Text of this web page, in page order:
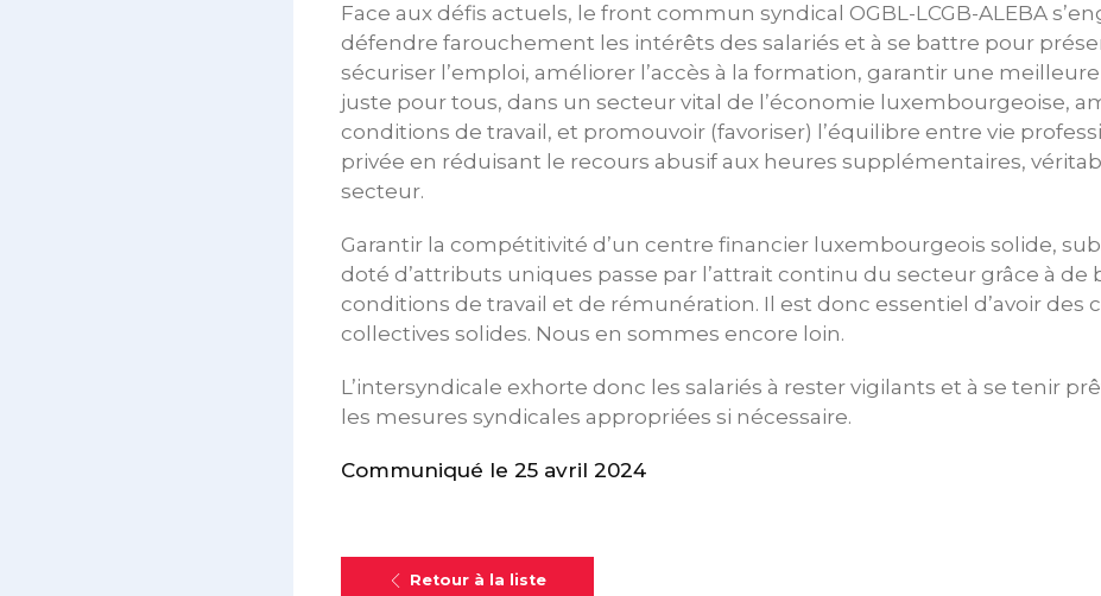
Face aux défis actuels, le front commun syndical OGBL-LCGB-ALEBA
défendre farouchement les intérêts des salariés et à se battre pour
sécuriser l’emploi, améliorer l’accès à la formation, garantir une
juste pour tous, dans un secteur vital de l’économie luxembourgeoise,
conditions de travail, et promouvoir (favoriser) l’équilibre entre vie
privée en réduisant le recours abusif aux heures supplémentaires,
secteur.
Garantir la compétitivité d’un centre financier luxembourgeois solide,
doté d’attributs uniques passe par l’attrait continu du secteur grâce à de
conditions de travail et de rémunération. Il est donc essentiel d’avoir des
collectives solides. Nous en sommes encore loin.
L’intersyndicale exhorte donc les salariés à rester vigilants et à se tenir
les mesures syndicales appropriées si nécessaire.
Communiqué le 25 avril 2024
Retour à la liste